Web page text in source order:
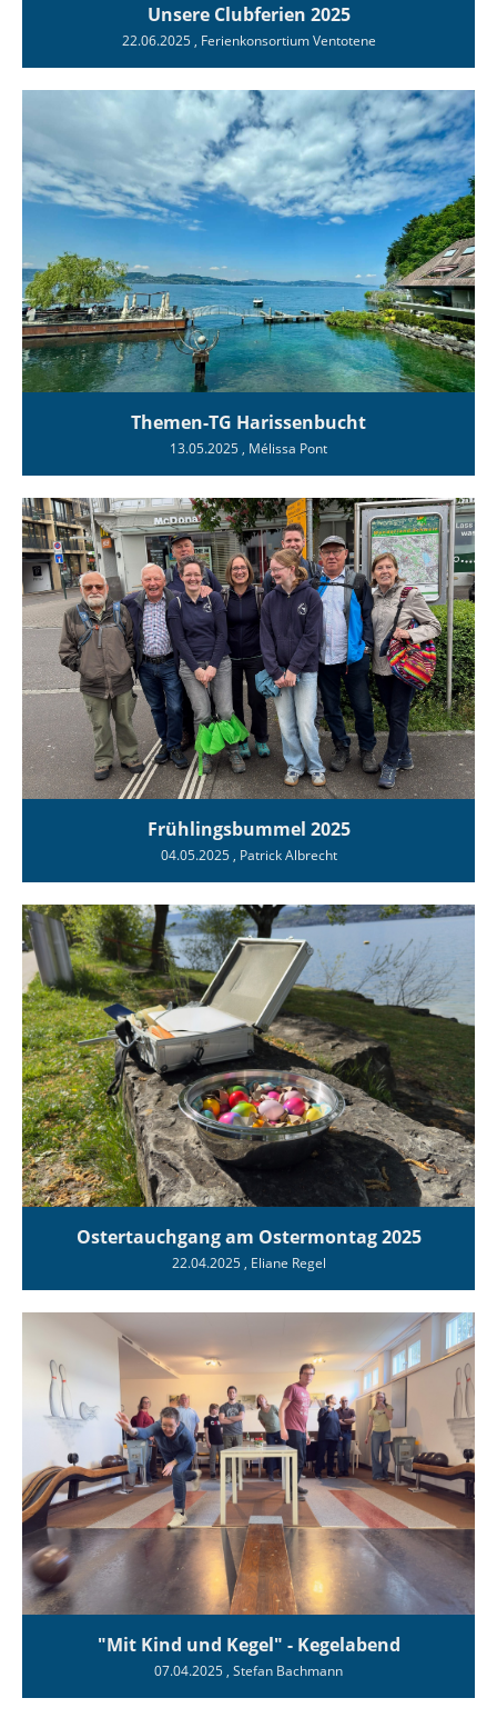
Unsere Clubferien 2025
22.06.2025, Ferienkonsortium Ventotene
Themen-TG Harissenbucht
13.05.2025 , Mélissa Pont
Frühlingsbummel 2025
04.05.2025, Patrick Albrecht
Ostertauchgang am Ostermontag 2025
22.04.2025, Eliane Regel
"Mit Kind und Kegel" - Kegelabend
07.04.2025, Stefan Bachmann